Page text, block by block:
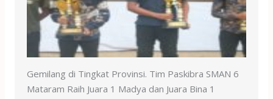
Gemilang di Tingkat Provinsi. Tim Paskibra SMAN 6
Mataram Raih Juara 1 Madya dan Juara Bina 1